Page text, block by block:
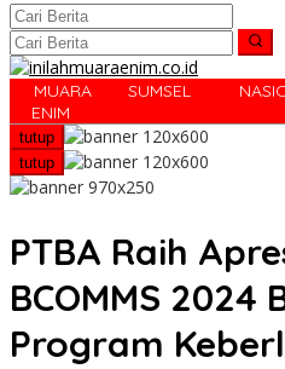
MUARA
ENIM
SUMSEL
tutup
tutup
PTBA Raih
BCOMMS 2024
Program